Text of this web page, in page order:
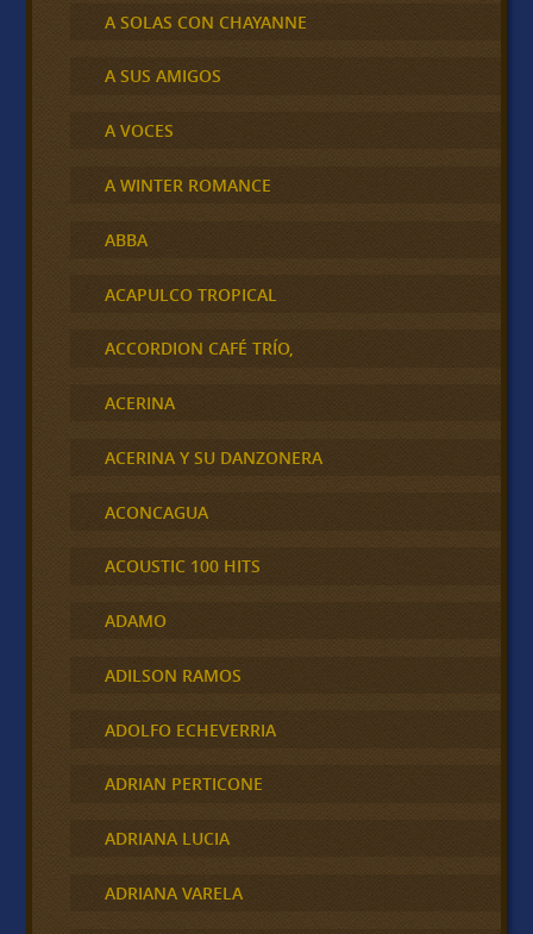
A SOLAS CON CHAYANNE
A SUS AMIGOS
A VOCES
A WINTER ROMANCE
ABBA
ACAPULCO TROPICAL
ACCORDION CAFÉ TRÍO,
ACERINA
ACERINA Y SU DANZONERA
ACONCAGUA
ACOUSTIC 100 HITS
ADAMO
ADILSON RAMOS
ADOLFO ECHEVERRIA
ADRIAN PERTICONE
ADRIANA LUCIA
ADRIANA VARELA